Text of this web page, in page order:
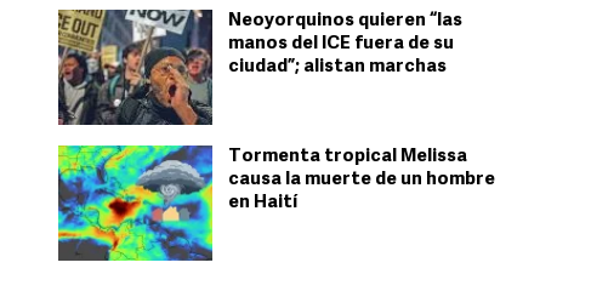
Neoyorquinos quieren “las
manos del ICE fuera de su
ciudad”; alistan marchas
Tormenta tropical Melissa
causa la muerte de un hombre
en Haití